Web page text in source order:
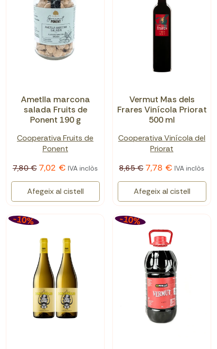
Ametlla marcona
salada Fruits de
Ponent 190 g
Cooperativa Fruits de
Ponent
7,80 € 7,02 € IVA inclòs
Afegeix al cistell
Vermut Mas dels
Frares Vinícola Priorat
500 ml
Cooperativa Vinícola del
Priorat
8,65 € 7,78 € IVA inclòs
Afegeix al cistell
-10% -10%